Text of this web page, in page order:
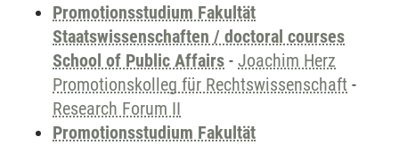
Promotionsstudium Fakultät
Staatswissenschaften / doctoral courses
School of Public Affairs - Joachim Herz
Promotionskolleg für Rechtswissenschaft -
Research Forum II
Promotionsstudium Fakultät